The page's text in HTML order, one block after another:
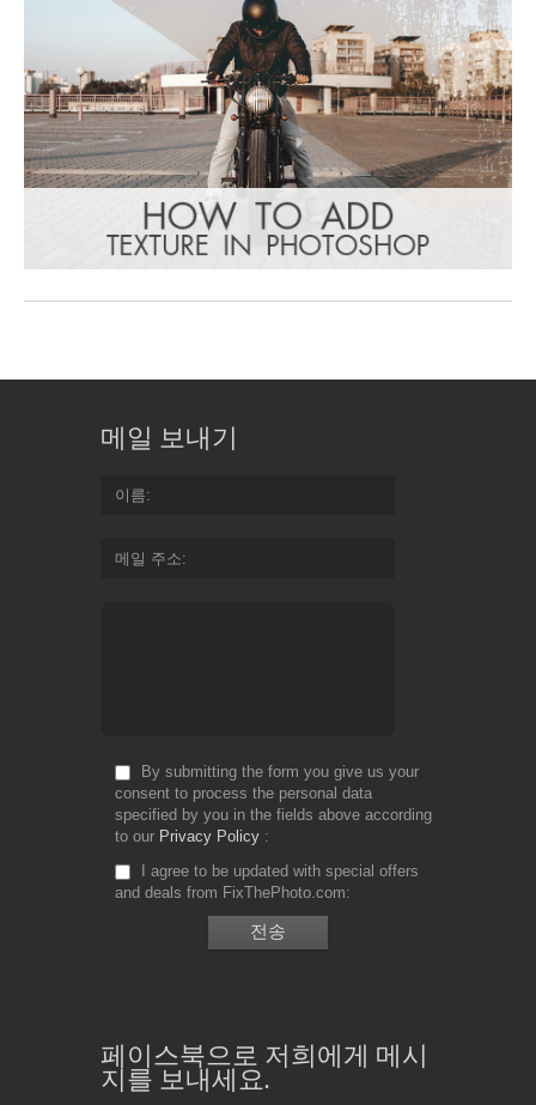
메일 보내기
이름
메일 주소
By submitting the form you give us your
consent to process the personal data
specified by you in the fields above according
to our Privacy Policy
I agree to be updated with special offers
and deals from FixThePhoto.com
페이스북으로 저희에게 메시
지를 보내세요.